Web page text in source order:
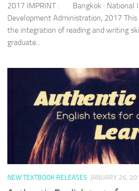
2017 IMPRINT : Bangkok : National
Development Administration, 2017
the integration of reading and writing
graduate...
NEW TEXTBOOK RELEASES JANUARY 26,